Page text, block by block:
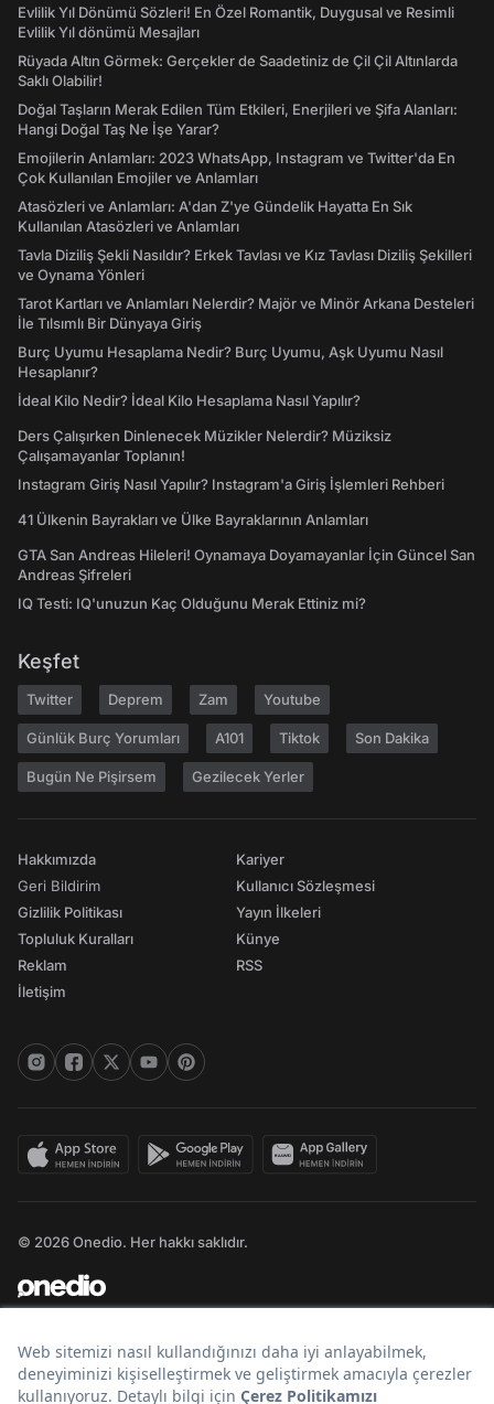
Evlilik Yıl Dönümü Sözleri! En Özel Romantik, Duygusal ve Resimli
Evlilik Yıl dönümü Mesajları
Rüyada Altın Görmek: Gerçekler de Saadetiniz de Çil Çil Altınlarda
Saklı Olabilir!
Doğal Taşların Merak Edilen Tüm Etkileri, Enerjileri ve Şifa Alanları:
Hangi Doğal Taş Ne İşe Yarar?
Emojilerin Anlamları: 2023 WhatsApp, Instagram ve Twitter'da En
Çok Kullanılan Emojiler ve Anlamları
Atasözleri ve Anlamları: A'dan Z'ye Gündelik Hayatta En Sık
Kullanılan Atasözleri ve Anlamları
Tavla Diziliş Şekli Nasıldır? Erkek Tavlası ve Kız Tavlası Diziliş Şekilleri
ve Oynama Yönleri
Tarot Kartları ve Anlamları Nelerdir? Majör ve Minör Arkana Desteleri
İle Tılsımlı Bir Dünyaya Giriş
Burç Uyumu Hesaplama Nedir? Burç Uyumu, Aşk Uyumu Nasıl
Hesaplanır?
İdeal Kilo Nedir? İdeal Kilo Hesaplama Nasıl Yapılır?
Ders Çalışırken Dinlenecek Müzikler Nelerdir? Müziksiz
Çalışamayanlar Toplanın!
Instagram Giriş Nasıl Yapılır? Instagram'a Giriş İşlemleri Rehberi
41 Ülkenin Bayrakları ve Ülke Bayraklarının Anlamları
GTA San Andreas Hileleri! Oynamaya Doyamayanlar İçin Güncel San
Andreas Şifreleri
IQ Testi: IQ'unuzun Kaç Olduğunu Merak Ettiniz mi?
Keşfet
Twitter Deprem Zam Youtube
Günlük Burç Yorumları A101 Tiktok Son Dakika
Bugün Ne Pişirsem Gezilecek Yerler
Hakkımızda
Geri Bildirim
Gizlilik Politikası
Topluluk Kuralları
Reklam
İletişim
Kariyer
Kullanıcı Sözleşmesi
Yayın İlkeleri
Künye
RSS
© 2026 Onedio. Her hakkı saklıdır.
Bir markasıdır.